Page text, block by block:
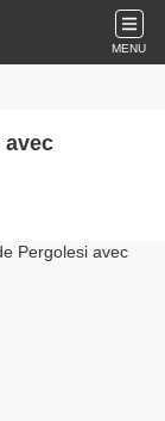
MENU
avec